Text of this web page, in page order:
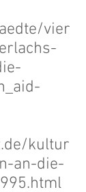
vier
kultur
an-die-